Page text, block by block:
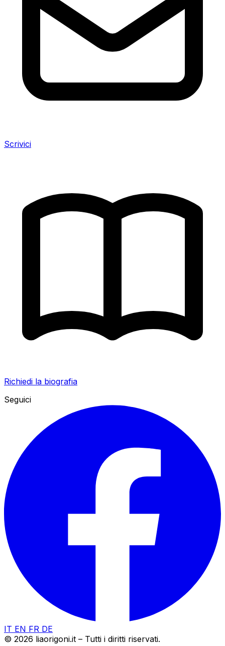
Scrivici
Richiedi la biografia
Seguici
IT EN FR DE
© 2026 liaorigoni.it – Tutti i diritti riservati.